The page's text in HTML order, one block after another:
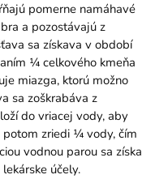
pomerne namáhavé
a pozostávajú z
sa získava v období
¼ celkového kmeňa
miazga, ktorú možno
sa zoškrabáva z
do vriacej vody, aby
zriedi ¼ vody, čím
vodnou parou sa získa
účely.